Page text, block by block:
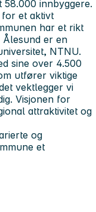
58.000 innbyggere.
et aktivt
har et rikt
er en
NTNU.
sine over 4.500
utfører viktige
vektlegger vi
Visjonen for
attraktivitet og
og
et